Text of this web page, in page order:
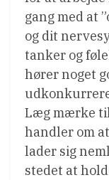
gang med at
og dit
tanker og
hører noget
Læg mærke
handler om
lader sig
stedet at